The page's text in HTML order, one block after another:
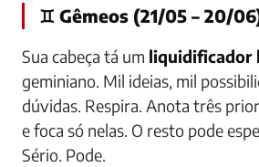
♊ Gêmeos (21/05 – 20/
Sua cabeça tá um liquidificador
geminiano. Mil ideias, mil
dúvidas. Respira. Anota três
e foca só nelas. O resto pode
Sério. Pode.